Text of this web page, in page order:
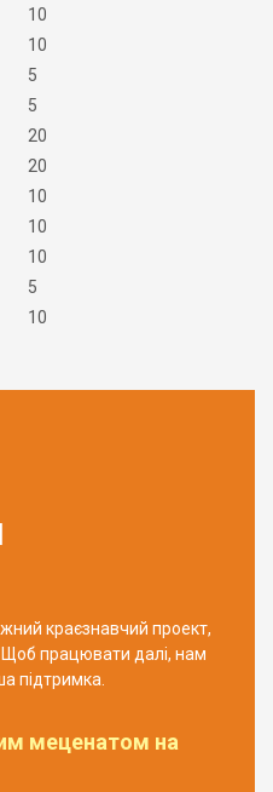
10
10
5
5
20
20
10
10
10
5
10
краєзнавчий проект,
Щоб працювати далі, нам
підтримка.
меценатом на